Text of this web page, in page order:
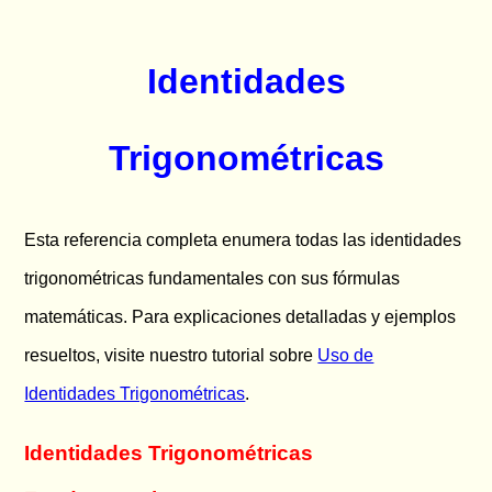
Identidades
Trigonométricas
Esta referencia completa enumera todas las identidades
trigonométricas fundamentales con sus fórmulas
matemáticas. Para explicaciones detalladas y ejemplos
resueltos, visite nuestro tutorial sobre Uso de
Identidades Trigonométricas.
Identidades Trigonométricas